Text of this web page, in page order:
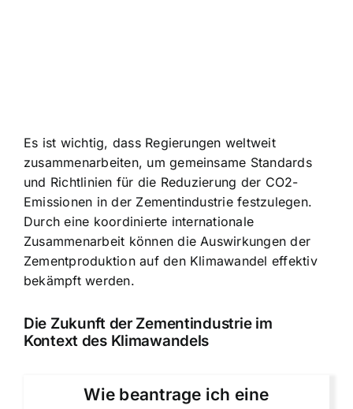
Es ist wichtig, dass Regierungen weltweit
zusammenarbeiten, um gemeinsame Standards
und Richtlinien für die Reduzierung der CO2-
Emissionen in der Zementindustrie festzulegen.
Durch eine koordinierte internationale
Zusammenarbeit können die Auswirkungen der
Zementproduktion auf den Klimawandel effektiv
bekämpft werden.
Die Zukunft der Zementindustrie im
Kontext des Klimawandels
Wie beantrage ich eine